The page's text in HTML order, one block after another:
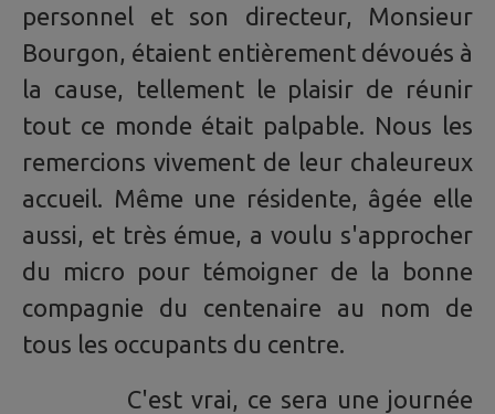
personnel et son directeur, Monsieur
Bourgon, étaient entièrement dévoués à
la cause, tellement le plaisir de réunir
tout ce monde était palpable. Nous les
remercions vivement de leur chaleureux
accueil. Même une résidente, âgée elle
aussi, et très émue, a voulu s'approcher
du micro pour témoigner de la bonne
compagnie du centenaire au nom de
tous les occupants du centre.
C'est vrai, ce sera une journée